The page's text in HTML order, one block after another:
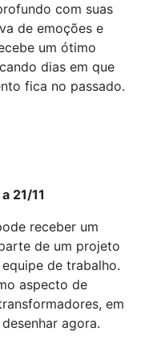
com suas
de emoções e
um ótimo
dias em que
fica no passado.
21/11
receber um
de um projeto
de trabalho.
aspecto de
em
agora.